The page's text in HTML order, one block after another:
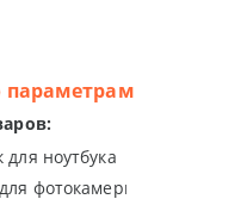
параметрам
для ноутбука
фотокамеры